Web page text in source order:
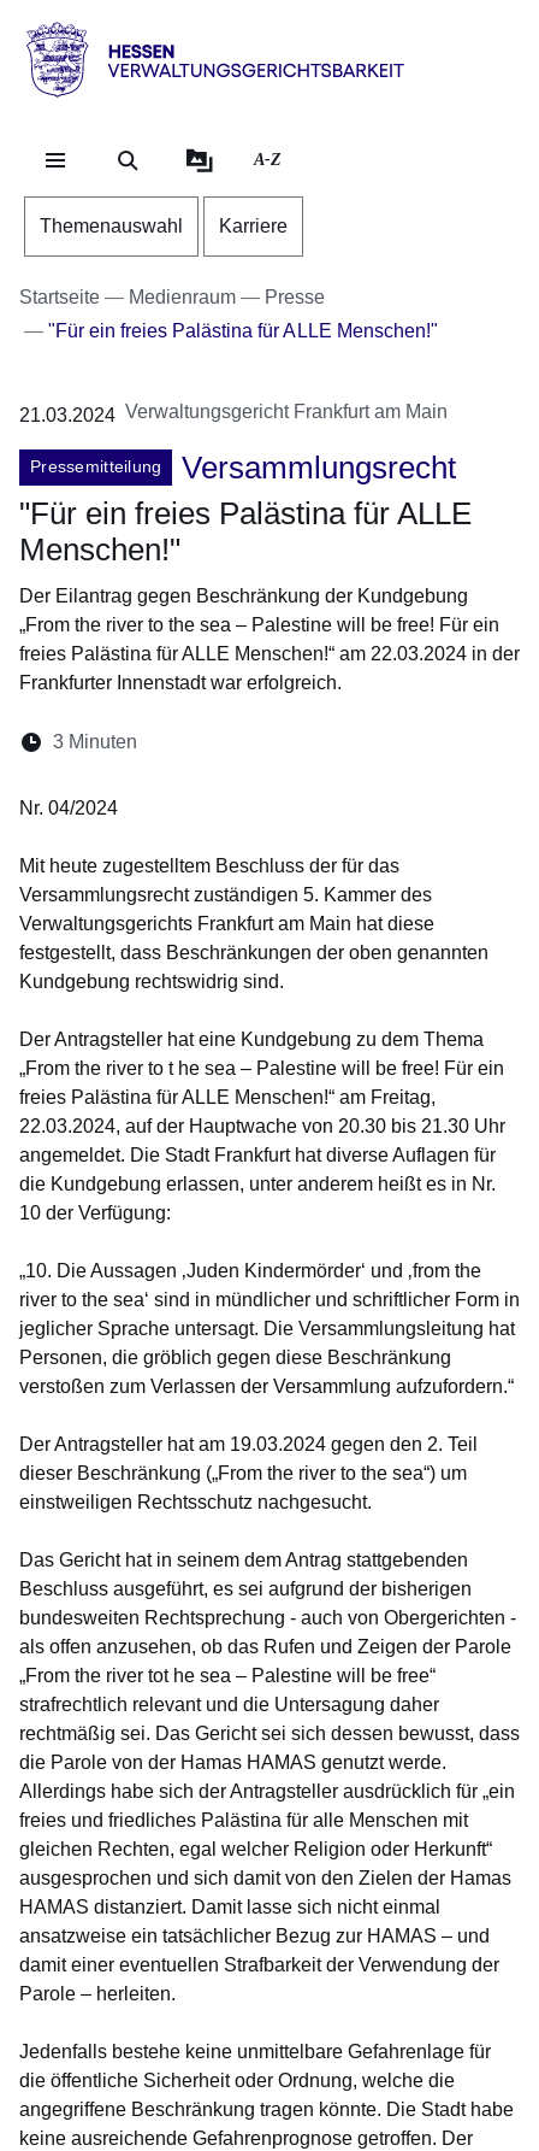
Direkt zum Kopf der
Direkt zum Inhalt
Direkt zum Fuß der
Hessen
Verwaltungsgerichtsbarkeit
A-Z
Themenauswahl Karriere
Startseite Medienraum
Presse
"Für ein freies Palästina für ALLE Menschen!"
21.03.2024 Verwaltungsgericht Frankfurt am Main
Pressemitteilung
Versammlungsrecht
"Für ein freies Palästina für ALLE
Menschen!"
Der Eilantrag gegen Beschränkung der Kundgebung
„From the river to the sea – Palestine will be free! Für ein
freies Palästina für ALLE Menschen!“ am 22.03.2024 in der
Frankfurter Innenstadt war erfolgreich.
Lesedauer:
3 Minuten
Nr. 04/2024
Mit heute zugestelltem Beschluss der für das
Versammlungsrecht zuständigen 5. Kammer des
Verwaltungsgerichts Frankfurt am Main hat diese
festgestellt, dass Beschränkungen der oben genannten
Kundgebung rechtswidrig sind.
Der Antragsteller hat eine Kundgebung zu dem Thema
„From the river to t he sea – Palestine will be free! Für ein
freies Palästina für ALLE Menschen!“ am Freitag,
22.03.2024, auf der Hauptwache von 20.30 bis 21.30 Uhr
angemeldet. Die Stadt Frankfurt hat diverse Auflagen für
die Kundgebung erlassen, unter anderem heißt es in Nr.
10 der Verfügung:
„10. Die Aussagen ‚Juden Kindermörder‘ und ‚from the
river to the sea‘ sind in mündlicher und schriftlicher Form in
jeglicher Sprache untersagt. Die Versammlungsleitung hat
Personen, die gröblich gegen diese Beschränkung
verstoßen zum Verlassen der Versammlung aufzufordern.“
Der Antragsteller hat am 19.03.2024 gegen den 2. Teil
dieser Beschränkung („From the river to the sea“) um
einstweiligen Rechtsschutz nachgesucht.
Das Gericht hat in seinem dem Antrag stattgebenden
Beschluss ausgeführt, es sei aufgrund der bisherigen
bundesweiten Rechtsprechung - auch von Obergerichten -
als offen anzusehen, ob das Rufen und Zeigen der Parole
„From the river tot he sea – Palestine will be free“
strafrechtlich relevant und die Untersagung daher
rechtmäßig sei. Das Gericht sei sich dessen bewusst, dass
die Parole von der Hamas HAMAS genutzt werde.
Allerdings habe sich der Antragsteller ausdrücklich für „ein
freies und friedliches Palästina für alle Menschen mit
gleichen Rechten, egal welcher Religion oder Herkunft“
ausgesprochen und sich damit von den Zielen der Hamas
HAMAS distanziert. Damit lasse sich nicht einmal
ansatzweise ein tatsächlicher Bezug zur HAMAS – und
damit einer eventuellen Strafbarkeit der Verwendung der
Parole – herleiten.
Jedenfalls bestehe keine unmittelbare Gefahrenlage für
die öffentliche Sicherheit oder Ordnung, welche die
angegriffene Beschränkung tragen könnte. Die Stadt habe
keine ausreichende Gefahrenprognose getroffen. Der